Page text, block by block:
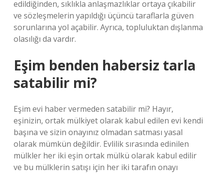
edildiğinden, sıklıkla anlaşmazlıklar ortaya çıkabilir
ve sözleşmelerin yapıldığı üçüncü taraflarla güven
sorunlarına yol açabilir. Ayrıca, topluluktan dışlanma
olasılığı da vardır.
Eşim benden habersiz tarla
satabilir mi?
Eşim evi haber vermeden satabilir mi? Hayır,
eşinizin, ortak mülkiyet olarak kabul edilen evi kendi
başına ve sizin onayınız olmadan satması yasal
olarak mümkün değildir. Evlilik sırasında edinilen
mülkler her iki eşin ortak mülkü olarak kabul edilir
ve bu mülklerin satışı için her iki tarafın onayı